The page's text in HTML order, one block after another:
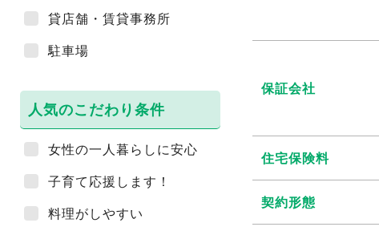
貸店舗・賃貸事務所
駐車場
人気のこだわり条件
女性の一人暮らしに安心
子育て応援します！
料理がしやすい
保証会社
住宅保険料
契約形態